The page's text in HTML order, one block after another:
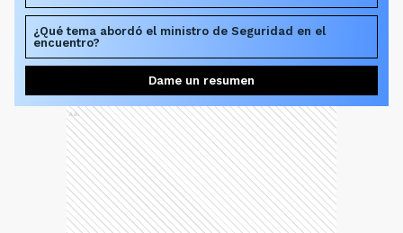
¿Qué tema abordó el ministro de Seguridad en el
encuentro?
Dame un resumen
Ads